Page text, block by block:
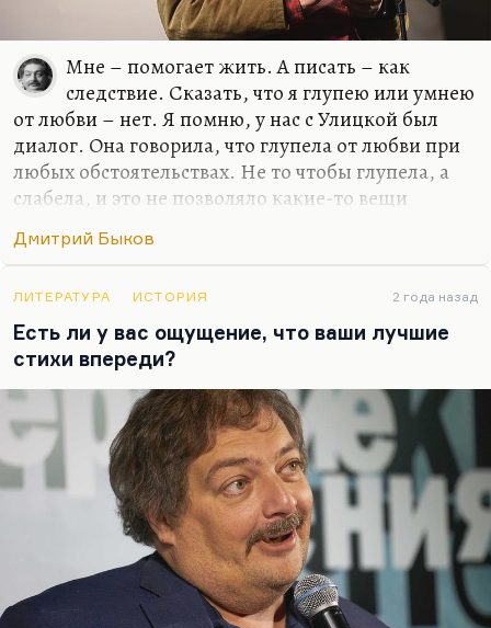
Мне – помогает жить. А писать – как
следствие. Сказать, что я глупею или умнею
от любви – нет. Я помню, у нас с Улицкой был
диалог. Она говорила, что глупела от любви при
любых обстоятельствах. Не то чтобы глупела, а
слабела, и это не позволяло какие-то вещи
все-таки этого нет, для меня любовь – это формат
какую-то общую черту у моих жен или тех
женщин, с которыми у меня были долгие и
счастливые отношения, – это были женщины, с
которыми мне нравилось разговаривать, в
которых я находил не эхо, а именно гениальный
ответ, додумывание такое.
Иной раз Катька что-нибудь такое скажет, и
жить хочется. Что-нибудь…
Дмитрий Быков
ЛИТЕРАТУРА ИСТОРИЯ 2 года назад
Есть ли у вас ощущение, что ваши лучшие
стихи впереди?